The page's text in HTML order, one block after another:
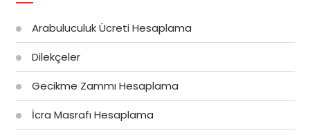
Arabuluculuk Ücreti Hesaplama
Dilekçeler
Gecikme Zammı Hesaplama
İcra Masrafı Hesaplama